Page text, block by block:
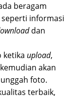
beragam
informasi
dan
ketika upload,
kemudian akan
foto.
terbaik,